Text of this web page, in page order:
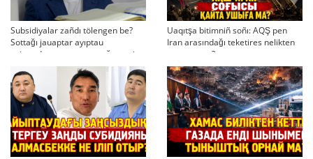
Subsidiyalar zañdı tölengen be?
Sottağı jauaptar ayıptau
twjırımdarın qayta qarauğa negiz
bola ala ma?
Uaqıtşa bitimniñ soñı: AQŞ pen
Iran arasındağı teketires nelikten
qayta uşıqtı?